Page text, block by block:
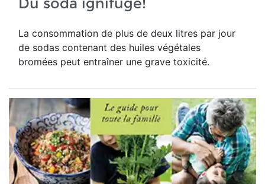
La consommation de plus de deux litres par jour
de sodas contenant des huiles végétales
bromées peut entraîner une grave toxicité.